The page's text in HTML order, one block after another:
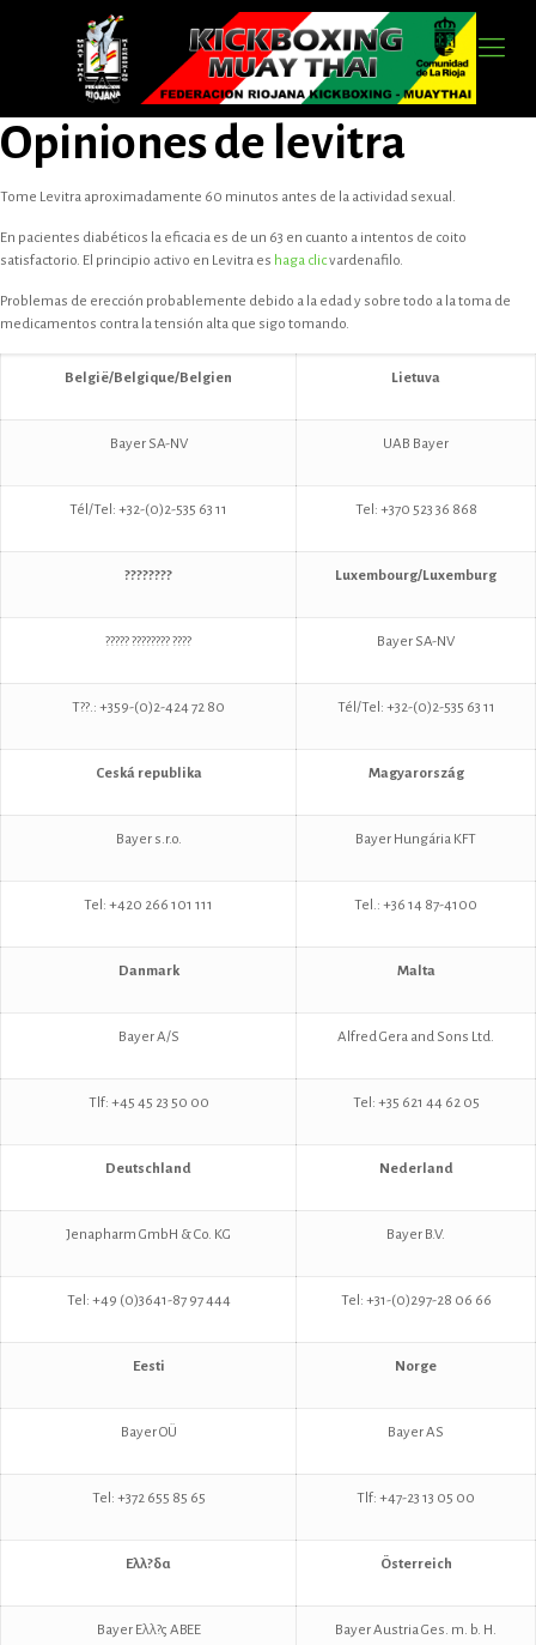
Opiniones de levitra
Tome Levitra aproximadamente 60 minutos antes de la actividad sexual.
En pacientes diabéticos la eficacia es de un 63 en cuanto a intentos de coito
satisfactorio. El principio activo en Levitra es haga clicvardenafilo.
Problemas de erección probablemente debido a la edad y sobre todo a la toma de
medicamentos contra la tensión alta que sigo tomando.
België/Belgique/Belgien Lietuva
Bayer SA-NV UAB Bayer
Tél/Tel: +32-(0)2-535 63 11 Tel: +370 523 36 868
???????? Luxembourg/Luxemburg
????? ???????? ???? Bayer SA-NV
T??.: +359-(0)2-424 72 80 Tél/Tel: +32-(0)2-535 63 11
Ceská republika Magyarország
Bayer s.r.o. Bayer Hungária KFT
Tel: +420 266 101 111 Tel.: +36 14 87-4100
Danmark Malta
Bayer A/S Alfred Gera and Sons Ltd.
Tlf: +45 45 23 50 00 Tel: +35 621 44 62 05
Deutschland Nederland
Jenapharm GmbH & Co. KG Bayer B.V.
Tel: +49 (0)3641-87 97 444 Tel: +31-(0)297-28 06 66
Eesti Norge
Bayer OÜ Bayer AS
Tel: +372 655 85 65 Tlf: +47-23 13 05 00
Ελλ?δα Österreich
Bayer Ελλ?ς ΑΒΕΕ Bayer Austria Ges. m. b. H.